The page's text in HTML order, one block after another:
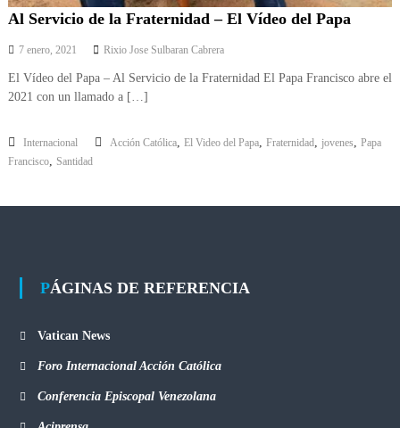
Al Servicio de la Fraternidad – El Vídeo del Papa
7 enero, 2021 Rixio Jose Sulbaran Cabrera
El Vídeo del Papa – Al Servicio de la Fraternidad El Papa Francisco abre el
2021 con un llamado a […]
Internacional Acción Católica, El Video del Papa, Fraternidad, jovenes, Papa
Francisco, Santidad
PÁGINAS DE REFERENCIA
Vatican News
Foro Internacional Acción Católica
Conferencia Episcopal Venezolana